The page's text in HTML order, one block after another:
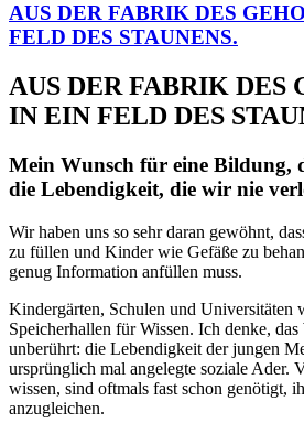
AUS DER FABRIK DES
FELD DES STAUNENS.
AUS DER FABRIK DES
IN EIN FELD DES
Mein Wunsch für eine Bildung,
die Lebendigkeit, die wir nie
Wir haben uns so sehr daran gewöhnt,
zu füllen und Kinder wie Gefäße zu
genug Information anfüllen muss.
Kindergärten, Schulen und Universitäten
Speicherhallen für Wissen. Ich denke,
unberührt: die Lebendigkeit der jungen
ursprünglich mal angelegte soziale Ader.
wissen, sind oftmals fast schon genötigt,
anzugleichen.